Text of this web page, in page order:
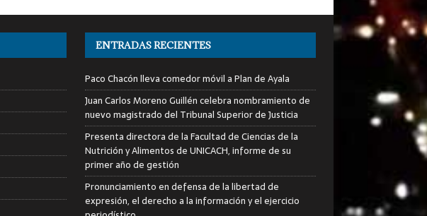
ENTRADAS RECIENTES
Paco Chacón lleva comedor móvil a Plan de Ayala
Juan Carlos Moreno Guillén celebra nombramiento de
nuevo magistrado del Tribunal Superior de Justicia
Presenta directora de la Facultad de Ciencias de la
Nutrición y Alimentos de UNICACH, informe de su
primer año de gestión
Pronunciamiento en defensa de la libertad de
expresión, el derecho a la información y el ejercicio